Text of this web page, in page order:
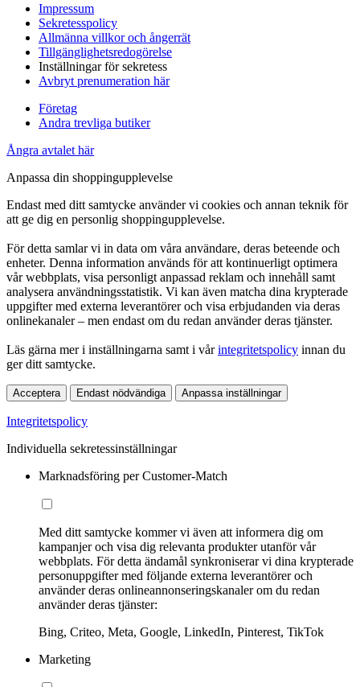
Impressum
Sekretesspolicy
Allmänna villkor och ångerrät
Tillgänglighetsredogörelse
Inställningar för sekretess
Avbryt prenumeration här
Företag
Andra trevliga butiker
Ångra avtalet här
Anpassa din shoppingupplevelse
Endast med ditt samtycke använder vi cookies och annan teknik för
att ge dig en personlig shoppingupplevelse.
För detta samlar vi in data om våra användare, deras beteende och
enheter. Denna information används för att kontinuerligt optimera
vår webbplats, visa personligt anpassad reklam och innehåll samt
analysera användningsstatistik. Vi kan även matcha dina krypterade
uppgifter med externa leverantörer och visa erbjudanden via deras
onlinekanaler – men endast om du redan använder deras tjänster.
Läs gärna mer i inställningarna samt i vårintegritetspolicy innan du
ger ditt samtycke.
Acceptera Endast nödvändiga Anpassa inställningar
Integritetspolicy
Individuella sekretessinställningar
Marknadsföring per Customer-Match
Med ditt samtycke kommer vi även att informera dig om
kampanjer och visa dig relevanta produkter utanför vår
webbplats. För detta ändamål synkroniserar vi dina krypterade
personuppgifter med följande externa leverantörer och
använder deras onlineannonseringskanaler om du redan
använder deras tjänster:
Bing, Criteo, Meta, Google, LinkedIn, Pinterest, TikTok
Marketing